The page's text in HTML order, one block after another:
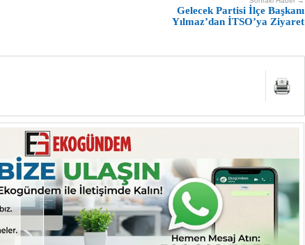
Gelecek Partisi İlçe Başkanı
Yılmaz’dan İTSO’ya Ziyaret